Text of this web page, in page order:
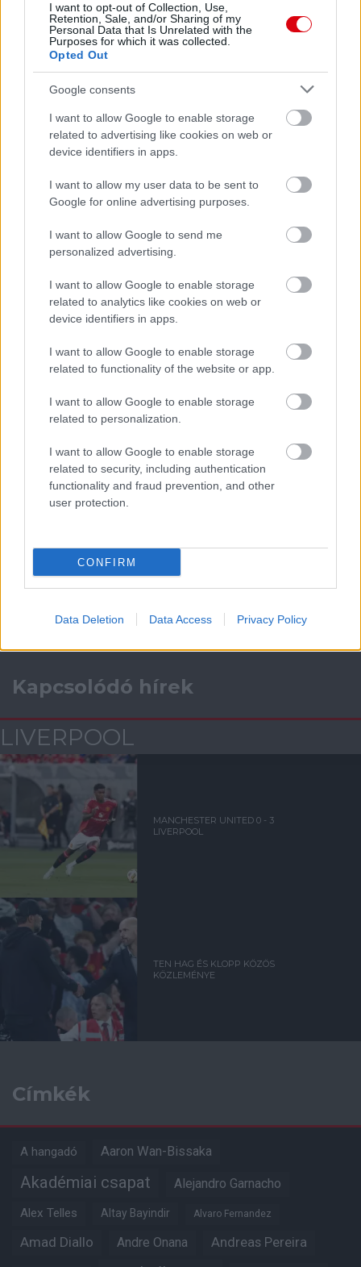
I want to opt-out of Collection, Use,
Retention, Sale, and/or Sharing of my
Personal Data that Is Unrelated with the
Purposes for which it was collected.
Opted Out
Google consents
I want to allow Google to enable storage
related to advertising like cookies on web or
device identifiers in apps.
I want to allow my user data to be sent to
Google for online advertising purposes.
I want to allow Google to send me
personalized advertising.
I want to allow Google to enable storage
related to analytics like cookies on web or
device identifiers in apps.
I want to allow Google to enable storage
related to functionality of the website or app.
I want to allow Google to enable storage
related to personalization.
I want to allow Google to enable storage
related to security, including authentication
functionality and fraud prevention, and other
user protection.
CONFIRM
Data Deletion Data Access Privacy Policy
Meccs Center
Paris Saint-Germainvs
Felkészülési szezon 4. mérkőzés
2026-08-08 17:00
1 nap 22 óra 46 perc 18 másodperc
Leeds UnitedvsManchester United2026-08-12 20:30
AC Milan Manchester United 2026-08-15 18:00
Támogatás
Támogasd adományoddal
a ManUtdFanatics.hu működését!
Kapcsolódó hírek
LIVERPOOL
MANCHESTER UNITED 0 - 3
LIVERPOOL
TEN HAG ÉS KLOPP KÖZÖS
KÖZLEMÉNYE
Címkék
A hangadó Aaron Wan-Bissaka
Akadémiai csapat Alejandro Garnacho
Alex Telles Altay Bayindir Alvaro Fernandez
Amad Diallo Andre Onana Andreas Pereira